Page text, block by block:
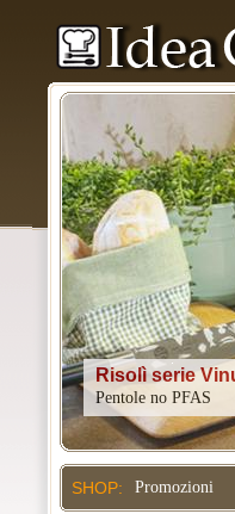
Kitchenaid
SHOP: Promozioni